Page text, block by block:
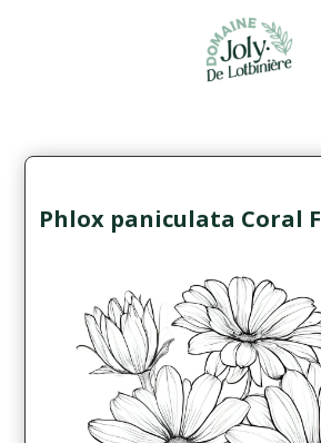
Phlox paniculata Coral